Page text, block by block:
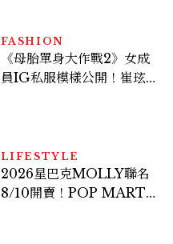
FASHION
《母胎單身大作戰2》女成
員IG私服模樣公開！崔玹諝
LIFESTYLE
2026星巴克MOLLY聯名
8/10開賣！POP MART 6